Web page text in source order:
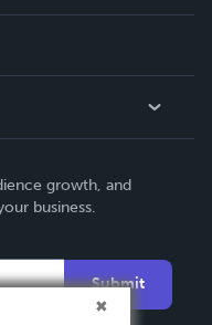
growth, and
business.
Submit